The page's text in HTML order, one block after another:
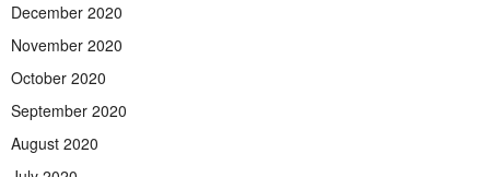
December 2020
November 2020
October 2020
September 2020
August 2020